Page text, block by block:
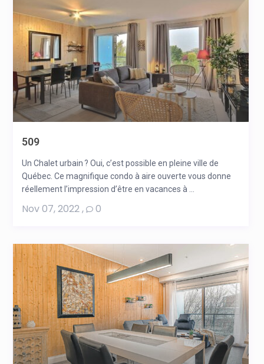
509
Un Chalet urbain ? Oui, c’est possible en pleine ville de
Québec. Ce magnifique condo à aire ouverte vous donne
réellement l’impression d’être en vacances à ...
Nov 07, 2022, 0